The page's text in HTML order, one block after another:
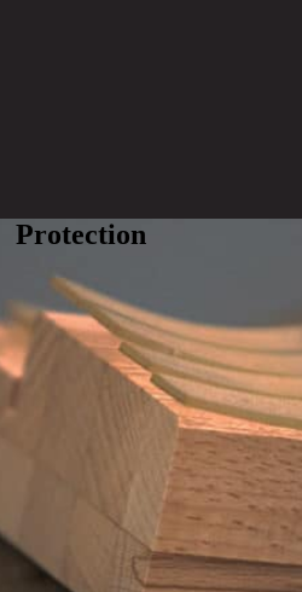
Protection